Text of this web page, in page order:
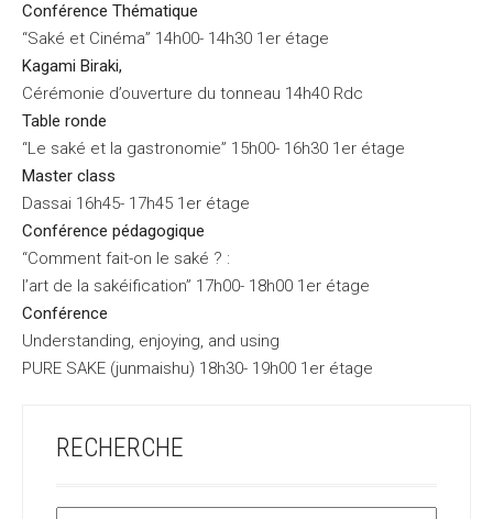
Conférence Thématique
“Saké et Cinéma” 14h00- 14h30 1er étage
Kagami Biraki,
Cérémonie d’ouverture du tonneau 14h40 Rdc
Table ronde
“Le saké et la gastronomie” 15h00- 16h30 1er étage
Master class
Dassai 16h45- 17h45 1er étage
Conférence pédagogique
“Comment fait-on le saké ? :
l’art de la sakéification” 17h00- 18h00 1er étage
Conférence
Understanding, enjoying, and using
PURE SAKE (junmaishu) 18h30- 19h00 1er étage
RECHERCHE